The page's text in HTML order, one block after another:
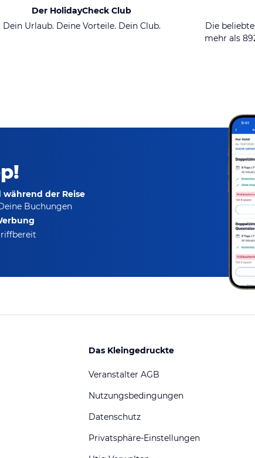
Der HolidayCheck Club
Dein Urlaub. Deine Vorteile. Dein Club.
Die
mehr als
der Reise
Buchungen
Das Kleingedruckte
Veranstalter AGB
Nutzungsbedingungen
Datenschutz
Privatsphäre-Einstellungen